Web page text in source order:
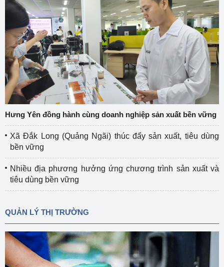
Hưng Yên đồng hành cùng doanh nghiệp sản xuất bền vững
Xã Đắk Long (Quảng Ngãi) thúc đẩy sản xuất, tiêu dùng
bền vững
Nhiều địa phương hưởng ứng chương trình sản xuất và
tiêu dùng bền vững
QUẢN LÝ THỊ TRƯỜNG